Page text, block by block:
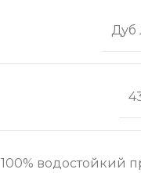
Дуб
100% водостойкий